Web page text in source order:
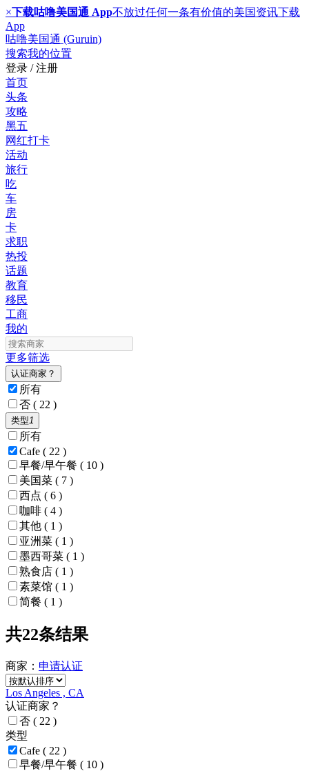
×下载咕噜美国通 App不放过任何一条有价值的美国资讯下载
App
咕噜美国通 (Guruin)
搜索我的位置
登录 / 注册
首页
头条
攻略
黑五
网红打卡
活动
旅行
吃
车
房
卡
求职
热投
话题
教育
移民
工商
我的
更多筛选
认证商家？
所有
否 ( 22 )
类型1
所有
Cafe ( 22 )
早餐/早午餐 ( 10 )
美国菜 ( 7 )
西点 ( 6 )
咖啡 ( 4 )
其他 ( 1 )
亚洲菜 ( 1 )
墨西哥菜 ( 1 )
熟食店 ( 1 )
素菜馆 ( 1 )
简餐 ( 1 )
共22条结果
商家： 申请认证
Los Angeles , CA
认证商家？
否 ( 22 )
类型
Cafe ( 22 )
早餐/早午餐 ( 10 )